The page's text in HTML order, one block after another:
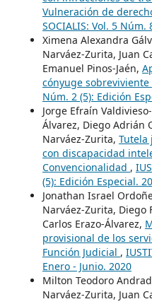
Vulneración de
SOCIALIS: Vol. 5 Núm.
Ximena Alexandra
Narváez-Zurita, Juan
Emanuel Pinos-Jaén,
cónyuge sobreviviente
Núm. 2 (5): Edición
Jorge Efraín
Álvarez, Diego Adrián
Narváez-Zurita, Tutela
con discapacidad
Convencionalidad ,
(5): Edición Especial.
Jonathan Israel
Narváez-Zurita, Diego
Carlos Erazo-Álvarez,
provisional de los
Función Judicial ,
Enero - Junio. 2020
Milton Teodoro
Narváez-Zurita, Juan